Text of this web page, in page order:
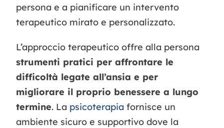
persona e a pianificare un intervento
terapeutico mirato e personalizzato.
L’approccio terapeutico offre alla persona
strumenti pratici per affrontare le
difficoltà legate all’ansia e per
migliorare il proprio benessere a lungo
termine. La psicoterapia fornisce un
ambiente sicuro e supportivo dove la